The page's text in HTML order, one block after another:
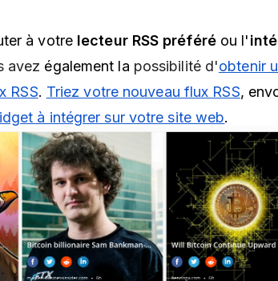
à votre lecteur RSS préféréou l'
avez également la possibilité d'obtenir
RSS. Triez votre nouveau flux RSS,
à intégrer sur votre site web.